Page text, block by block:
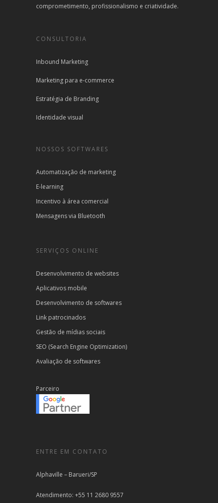
comprometimento, profissionalismo e criatividade.
CONSULTORIA
Inbound Marketing
Marketing para e-commerce
Estratégia de Branding
Identidade visual
NOSSOS SOFTWARES
Automatização de marketing
E-learning
Incentivo à área comercial
Mensagens via Bluetooth
SERVIÇOS ONLINE
Desenvolvimento de websites
Aplicativos mobile
Desenvolvimento de softwares
Link patrocinados
Gestão de mídias sociais
SEO (Search Engine Optimization)
Avaliação de softwares
Parceiro
ENTRE EM CONTATO
Alphaville – Barueri/SP
Atendimento: +55 11 2680 9557